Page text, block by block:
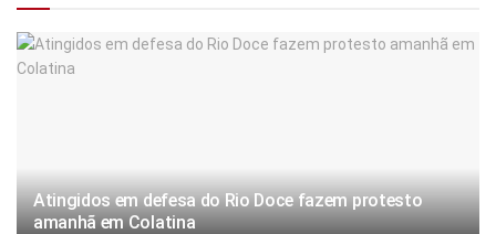
Atingidos em defesa do Rio Doce fazem protesto
amanhã em Colatina